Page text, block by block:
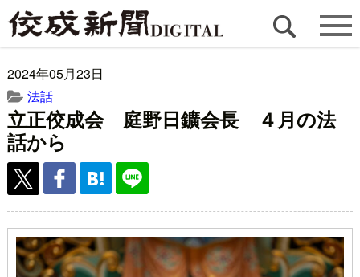
2024年05月23日
法話
立正佼成会 庭野日鑛会長 ４月の法
話から